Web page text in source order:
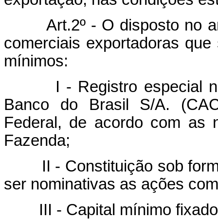
Art.2º - O disposto no
comerciais exportadoras
mínimos:
I - Registro especial na
Banco do Brasil S/A.
Federal, de acordo com as
Fazenda;
II - Constituição sob
ser nominativas as ações
III - Capital mínimo fixado